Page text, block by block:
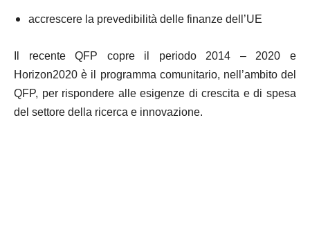
accrescere la prevedibilità delle finanze dell’UE
Il recente QFP copre il periodo 2014 – 2020 e
Horizon2020 è il programma comunitario, nell’ambito del
QFP, per rispondere alle esigenze di crescita e di spesa
del settore della ricerca e innovazione.